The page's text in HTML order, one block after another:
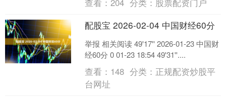
配股宝 2026-02-04 中国财经60分
举报 相关阅读 49'17'' 2026-01-23 中国财
经60分 0 01-23 18:54 49'31''....
查看： 148 分类： 正规配资炒股平
台网址